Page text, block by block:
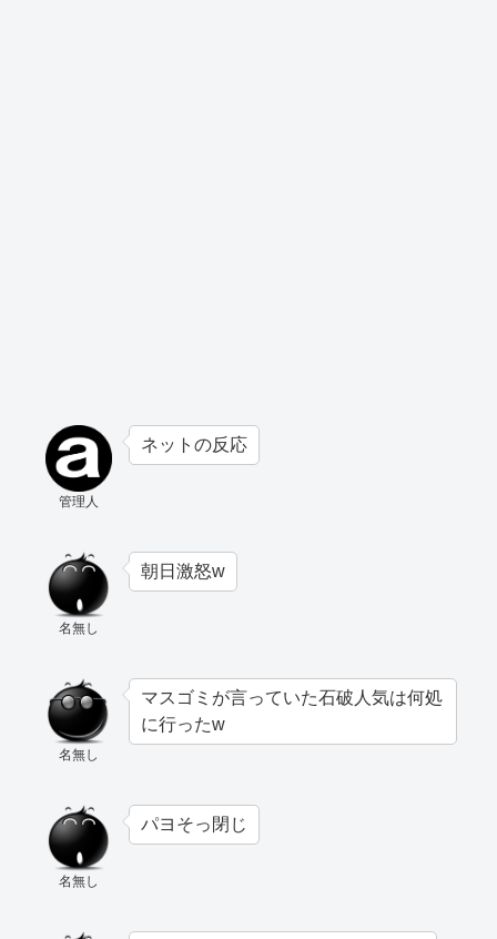
管理人
ネットの反応
名無し
朝日激怒w
名無し
マスゴミが言っていた石破人気は何処
に行ったw
名無し
パヨそっ閉じ